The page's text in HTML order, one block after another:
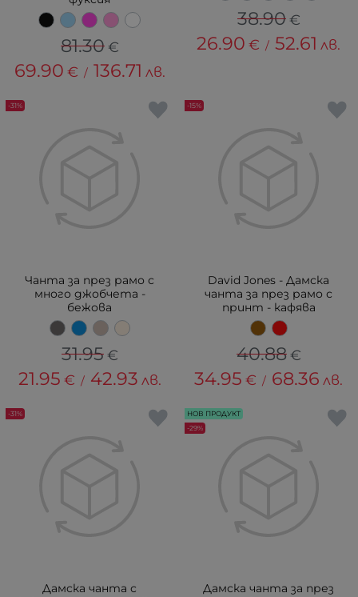
81.30 €
69.90 € / 136.71 лв.
38.90 €
26.90 € / 52.61 лв.
Чанта за през рамо с
много джобчета -
бежова
31.95 €
21.95 € / 42.93 лв.
-31%
David Jones - Дамска
чанта за през рамо с
принт - кафява
40.88 €
34.95 € / 68.36 лв.
-15%
Дамска чанта с
-31%
Дамска чанта за през
НОВ ПРОДУКТ
-29%